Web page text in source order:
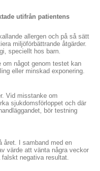
utifrån patientens
allergen och på så sätt
miljöförbättrande åtgärder.
speciellt hos barn.
något genom testet kan
eller minskad exponering.
Vid misstanke om
sjukdomsförloppet och där
bör testning
året. I samband med en
värde att vänta några veckor
negativa resultat.